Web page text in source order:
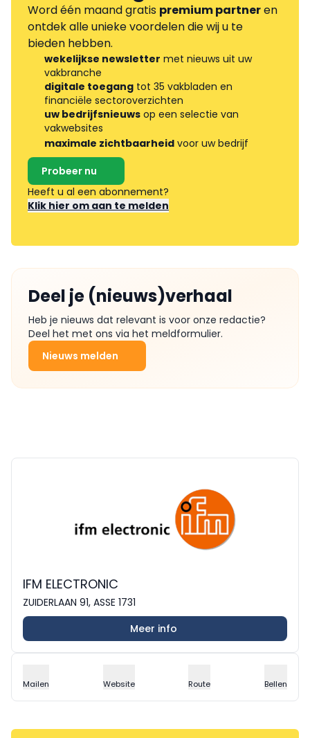
Word één maand gratis premium partneren
ontdek alle unieke voordelen die wij u te
bieden hebben.
wekelijkse newsletter met nieuws uit uw
vakbranche
digitale toegang tot 35 vakbladen en
financiële sectoroverzichten
uw bedrijfsnieuws op een selectie van
vakwebsites
maximale zichtbaarheid voor uw bedrijf
Probeer nu
Heeft u al een abonnement?
Klik hier om aan te melden
Deel je (nieuws)verhaal
Heb je nieuws dat relevant is voor onze redactie?
Deel het met ons via het meldformulier.
Nieuws melden
IFM ELECTRONIC
ZUIDERLAAN 91, ASSE 1731
Meer info
Mailen Website Route Bellen